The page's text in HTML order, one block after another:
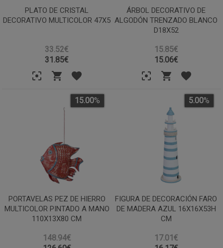
PLATO DE CRISTAL
DECORATIVO MULTICOLOR 47X5
33.52€
31.85€
ÁRBOL DECORATIVO DE
ALGODÓN TRENZADO BLANCO
D18X52
15.85€
15.06€
PORTAVELAS PEZ DE HIERRO
MULTICOLOR PINTADO A MANO
110X13X80 CM
148.94€
15.00%
FIGURA DE DECORACIÓN FARO
DE MADERA AZUL 16X16X53H
CM
17.01€
5.00%